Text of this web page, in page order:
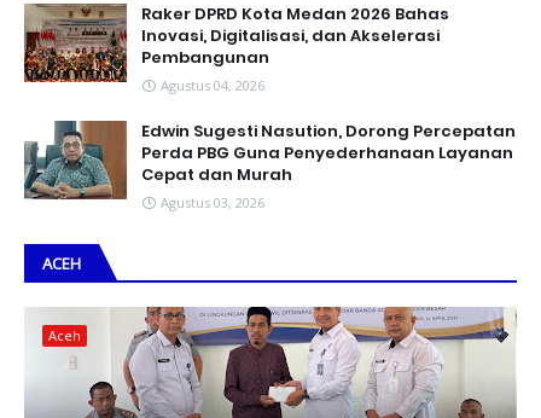
Raker DPRD Kota Medan 2026 Bahas
Inovasi, Digitalisasi, dan Akselerasi
Pembangunan
Agustus 04, 2026
Edwin Sugesti Nasution, Dorong Percepatan
Perda PBG Guna Penyederhanaan Layanan
Cepat dan Murah
Agustus 03, 2026
ACEH
Aceh